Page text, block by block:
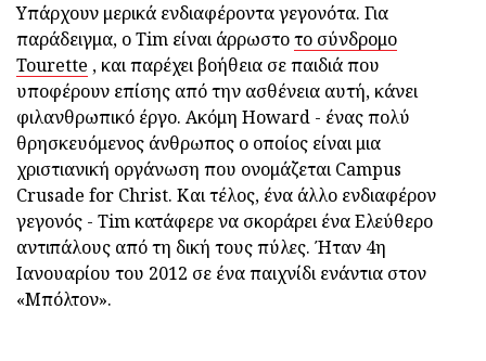
Υπάρχουν μερικά ενδιαφέροντα γεγονότα. Για
παράδειγμα, ο Tim είναι άρρωστοτο σύνδρομο
Tourette , και παρέχει βοήθεια σε παιδιά που
υποφέρουν επίσης από την ασθένεια αυτή, κάνει
φιλανθρωπικό έργο. Ακόμη Howard - ένας πολύ
θρησκευόμενος άνθρωπος ο οποίος είναι μια
χριστιανική οργάνωση που ονομάζεται Campus
Crusade for Christ. Και τέλος, ένα άλλο ενδιαφέρον
γεγονός - Tim κατάφερε να σκοράρει ένα Ελεύθερο
αντιπάλους από τη δική τους πύλες. Ήταν 4η
Ιανουαρίου του 2012 σε ένα παιχνίδι ενάντια στον
«Μπόλτον».